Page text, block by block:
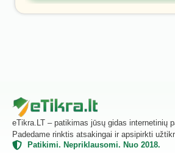
eTikra.LT – patikimas jūsų gidas internetinių
Padedame rinktis atsakingai ir apsipirkti
Patikimi. Nepriklausomi. Nuo 2018.